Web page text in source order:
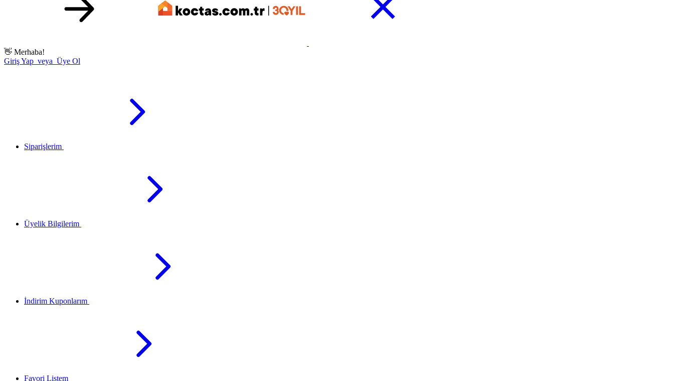
👋 Merhaba!
Giriş Yap veya Üye Ol
Siparişlerim
Üyelik Bilgilerim
İndirim Kuponlarım
Favori Listem